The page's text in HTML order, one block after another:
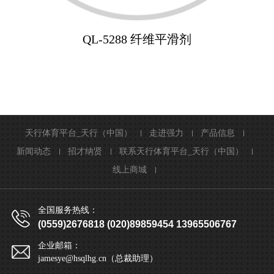
QL-5288 纤维平滑剂
天行体育平台_天行（中国） 走进强力
产品信息
新闻动态
招才纳贤
联系天行体育平台_天行（中国）
线上商城
全国服务热线：
(0559)2676818 (020)89859454 13965506767
企业邮箱：
jamesye@hsqlhg.cn（总裁助理）